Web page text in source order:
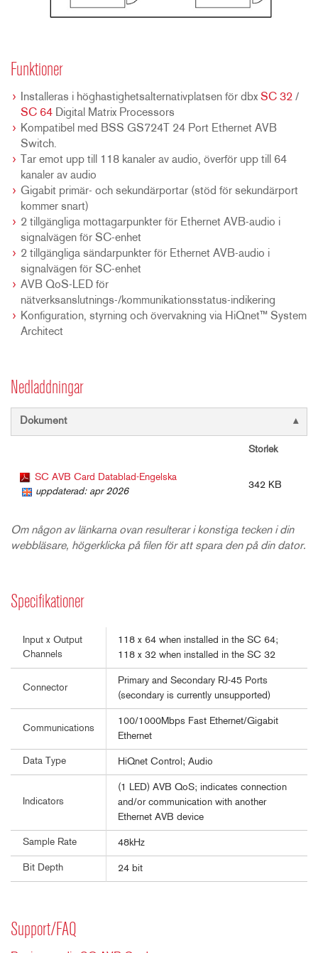
Funktioner
Installeras i höghastighetsalternativplatsen för dbx SC 32 /
SC 64 Digital Matrix Processors
Kompatibel med BSS GS724T 24 Port Ethernet AVB
Switch.
Tar emot upp till 118 kanaler av audio, överför upp till 64
kanaler av audio
Gigabit primär- och sekundärportar (stöd för sekundärport
kommer snart)
2 tillgängliga mottagarpunkter för Ethernet AVB-audio i
signalvägen för SC-enhet
2 tillgängliga sändarpunkter för Ethernet AVB-audio i
signalvägen för SC-enhet
AVB QoS-LED för
nätverksanslutnings-/kommunikationsstatus-indikering
Konfiguration, styrning och övervakning via HiQnet™ System
Architect
Nedladdningar
Dokument
Storlek
SC AVB Card Datablad-Engelska
uppdaterad: apr 2026
342 KB
Om någon av länkarna ovan resulterar i konstiga tecken i din
webbläsare, högerklicka på filen för att spara den på din dator.
Specifikationer
Input x Output
Channels
118 x 64 when installed in the SC 64;
118 x 32 when installed in the SC 32
Connector
Primary and Secondary RJ-45 Ports
(secondary is currently unsupported)
Communications
100/1000Mbps Fast Ethernet/Gigabit
Ethernet
Data Type HiQnet Control; Audio
Indicators
(1 LED) AVB QoS; indicates connection
and/or communication with another
Ethernet AVB device
Sample Rate 48kHz
Bit Depth 24 bit
Support/FAQ